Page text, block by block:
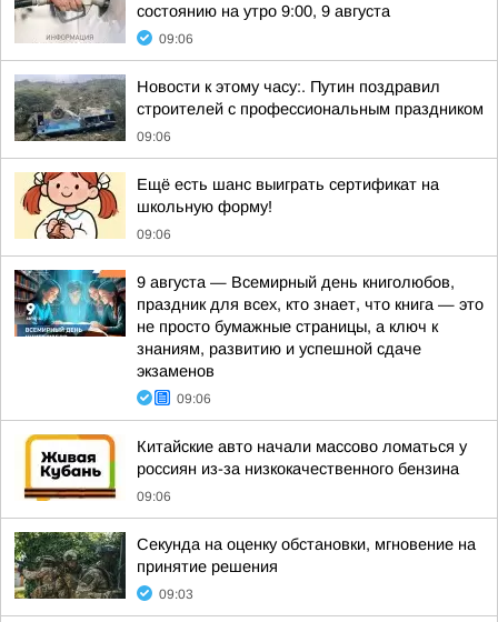
состоянию на утро 9:00, 9 августа
09:06
Новости к этому часу:. Путин поздравил
строителей с профессиональным праздником
09:06
Ещё есть шанс выиграть сертификат на
школьную форму!
09:06
9 августа — Всемирный день книголюбов,
праздник для всех, кто знает, что книга — это
не просто бумажные страницы, а ключ к
знаниям, развитию и успешной сдаче
экзаменов
09:06
Китайские авто начали массово ломаться у
россиян из-за низкокачественного бензина
09:06
Секунда на оценку обстановки, мгновение на
принятие решения
09:03